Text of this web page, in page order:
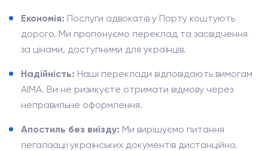
Економія: Послуги адвокатів у Порту коштують
дорого. Ми пропонуємо переклад та засвідчення
за цінами, доступними для українців.
Надійність: Наші переклади відповідають вимогам
AIMA. Ви не ризикуєте отримати відмову через
неправильне оформлення.
Апостиль без виїзду: Ми вирішуємо питання
легалізації українських документів дистанційно.